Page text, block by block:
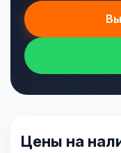
Цены на